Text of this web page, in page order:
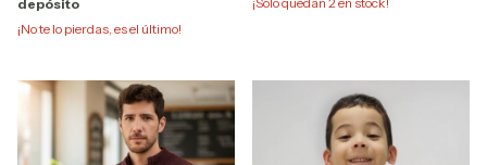
depósito
¡No te lo pierdas, es el último!